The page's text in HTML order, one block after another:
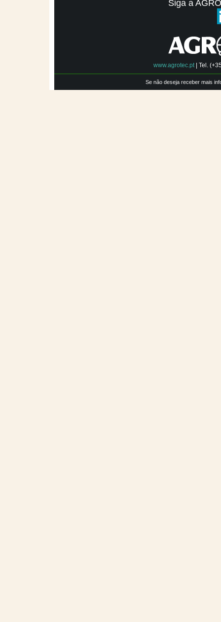
Siga a
www.agrotec.pt| Tel.
Se não deseja receber mais